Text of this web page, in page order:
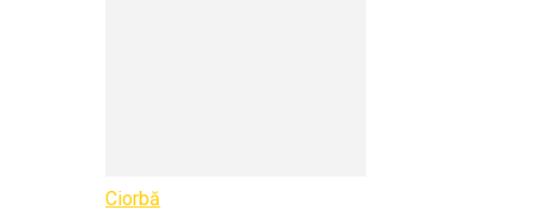
Ciorbă